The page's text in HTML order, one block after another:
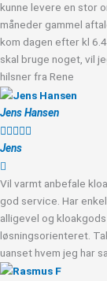
kunne levere en stor
måneder gammel
kom dagen efter kl
skal bruge noget, vil
hilsner fra Rene
Jens Hansen

Jens
Vil varmt anbefale
god service. Har
alligevel og
løsningsorienteret.
uanset hvem jeg har